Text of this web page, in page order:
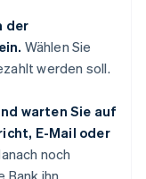
der
Wählen Sie
werden soll.
warten Sie auf
E-Mail oder
noch